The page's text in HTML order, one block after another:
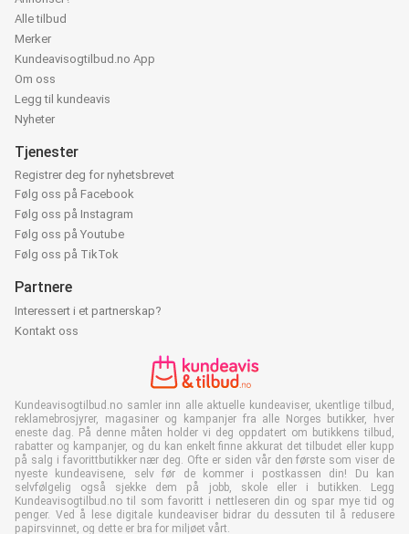
Alle tilbud
Merker
Kundeavisogtilbud.no App
Om oss
Legg til kundeavis
Nyheter
Tjenester
Registrer deg for nyhetsbrevet
Følg oss på Facebook
Følg oss på Instagram
Følg oss på Youtube
Følg oss på TikTok
Partnere
Interessert i et partnerskap?
Kontakt oss
Kundeavisogtilbud.no samler inn alle aktuelle kundeaviser, ukentlige tilbud,
reklamebrosjyrer, magasiner og kampanjer fra alle Norges butikker, hver
eneste dag. På denne måten holder vi deg oppdatert om butikkens tilbud,
rabatter og kampanjer, og du kan enkelt finne akkurat det tilbudet eller kupp
på salg i favorittbutikker nær deg. Ofte er siden vår den første som viser de
nyeste kundeavisene, selv før de kommer i postkassen din! Du kan
selvfølgelig også sjekke dem på jobb, skole eller i butikken. Legg
Kundeavisogtilbud.no til som favoritt i nettleseren din og spar mye tid og
penger. Ved å lese digitale kundeaviser bidrar du dessuten til å redusere
papirsvinnet, og dette er bra for miljøet vårt.